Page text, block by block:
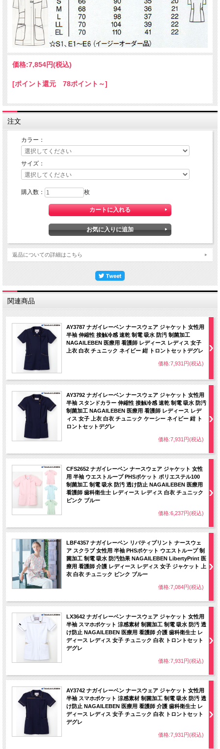
価格:7,854円(税込)
[ポイント還元 78ポイント～]
注文
カラー：
サイズ：
購入数： 枚
返品についての詳細はこちら
関連商品
AY3787 ナガイレーベン ナースウェア ジャケット 女性用
半袖 伸縮性 接触冷感 速乾 制電 吸水 防汚 制菌加工
NAGAILEBEN 医療用 看護師 レディース レディス 女子
上衣 白衣 チュニック ネイビー 紺 トロントセットデグレ
価格:7,931円(税込)
AY3792 ナガイレーベン ナースウェア ジャケット 女性用
半袖 スタンドカラー 伸縮性 接触冷感 速乾 制電 吸水 防汚
制菌加工 NAGAILEBEN 医療用 看護師 レディース レデ
ィス 女子 上衣 白衣 チュニック ケーシー ネイビー 紺 ト
ロントセットデグレ
価格:7,931円(税込)
CFS2652 ナガイレーベン ナースウェア ジャケット 女性
用 半袖 ウエストループ PHSポケット ポリエステル100
制菌加工 制電 吸水 防汚 透け防止 NAGAILEBEN 医療用
看護師 歯科衛生士 レディース レディス 白衣 チュニック
ピンク ブルー
価格:6,237円(税込)
LBF4357 ナガイレーベン リバティプリント ナースウェ
ア スクラブ 女性用 半袖 PHSポケット ウエストループ 制
菌加工 制電 吸水 防汚効果 NAGAILEBEN LibertyPrint 医
療用 看護師 介護 レディース レディス 女子 ジャケット 上
衣 白衣 チュニック ピンク ブルー
価格:7,084円(税込)
LX3642 ナガイレーベン ナースウェア ジャケット 女性用
半袖 スマホポケット 涼感素材 制菌加工 制電 吸水 防汚 透
け防止 NAGAILEBEN 医療用 看護師 介護 歯科衛生士 レ
ディース レディス 女子 チュニック 白衣 トロントセット
デグレ
価格:7,931円(税込)
AY3742 ナガイレーベン ナースウェア ジャケット 女性用
半袖 スマホポケット 涼感素材 制菌加工 制電 吸水 防汚 透
け防止 NAGAILEBEN 医療用 看護師 介護 歯科衛生士 レ
ディース レディス 女子 チュニック 白衣 トロントセット
デグレ
価格:7,931円(税込)